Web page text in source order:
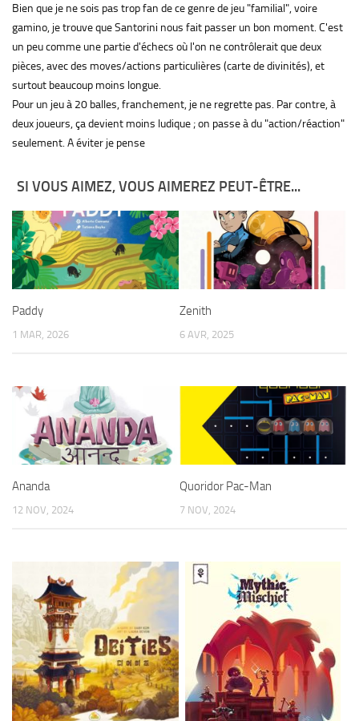
Bien que je ne sois pas trop fan de ce genre de jeu "familial", voire
gamino, je trouve que Santorini nous fait passer un bon moment. C'est
un peu comme une partie d'échecs où l'on ne contrôlerait que deux
pièces, avec des moves/actions particulières (carte de divinités), et
surtout beaucoup moins longue.
Pour un jeu à 20 balles, franchement, je ne regrette pas. Par contre, à
deux joueurs, ça devient moins ludique ; on passe à du "action/réaction"
seulement. A éviter je pense
SI VOUS AIMEZ, VOUS AIMEREZ PEUT-ÊTRE...
Paddy
1 MAR, 2026
Zenith
6 AVR, 2025
Ananda
12 NOV, 2024
Quoridor Pac-Man
7 NOV, 2024